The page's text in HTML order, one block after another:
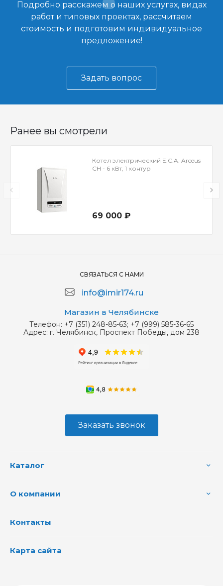
Подробно расскажем о наших услугах, видах
работ и типовых проектах, рассчитаем
стоимость и подготовим индивидуальное
предложение!
Задать вопрос
Ранее вы смотрели
Котел электрический E.C.A. Arceus
CH - 6 кВт, 1 контур
69 000 ₽
СВЯЗАТЬСЯ С НАМИ
info@imir174.ru
Магазин в Челябинске
Телефон: +7 (351) 248-85-63; +7 (999) 585-36-65
Адрес: г. Челябинск, Проспект Победы, дом 238
Заказать звонок
Каталог
О компании
Контакты
Карта сайта